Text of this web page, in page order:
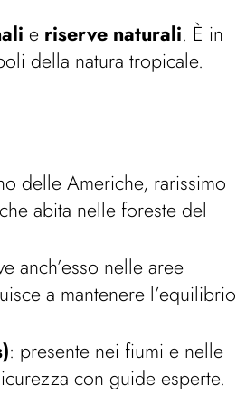
e riserve naturali. È in
della natura tropicale.
delle Americhe, rarissimo
abita nelle foreste del
anch’esso nelle aree
a mantenere l’equilibrio
: presente nei fiumi e nelle
con guide esperte.